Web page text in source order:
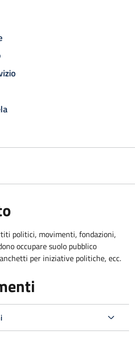
politici, movimenti, fondazioni,
occupare suolo pubblico
per iniziative politiche, ecc.